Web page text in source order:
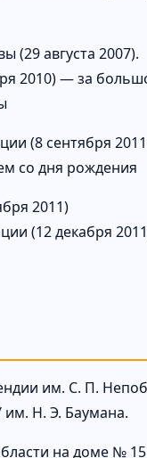
(29 августа 2007).
2010) — за
(8 сентября
со дня рождения
2011)
(12 декабря
им. С. П.
Н. Э. Баумана.
на доме №